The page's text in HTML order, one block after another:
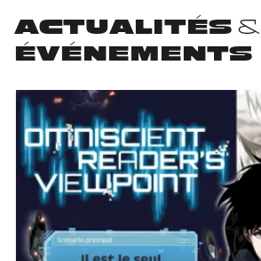
ACTUALITÉS &
ÉVÉNEMENTS